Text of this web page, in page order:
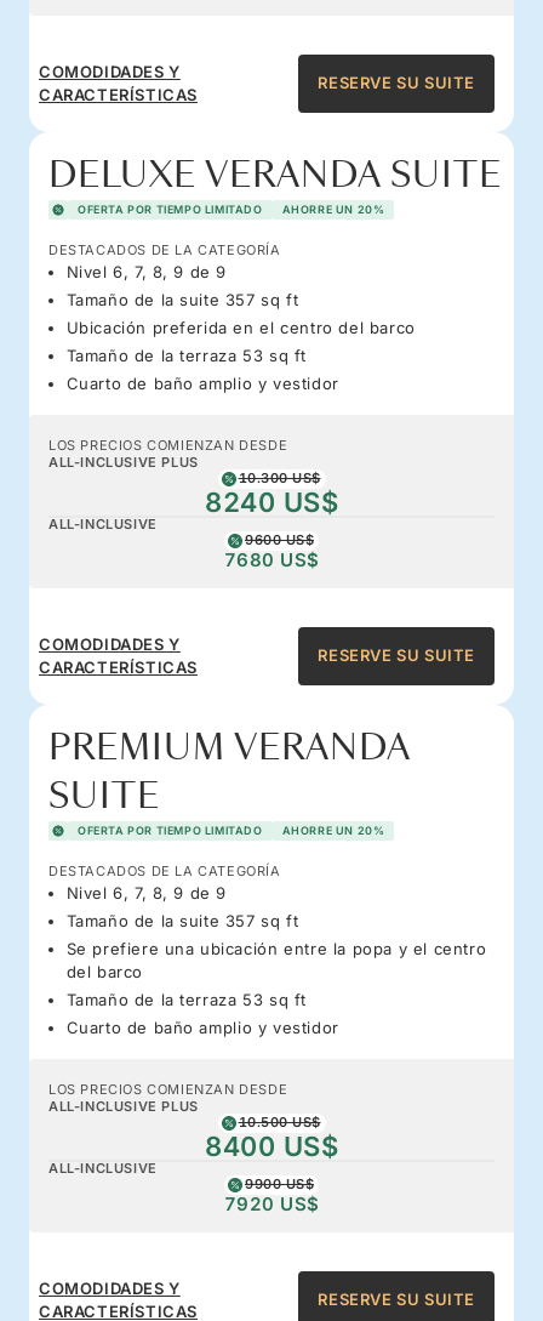
COMODIDADES Y
CARACTERÍSTICAS
RESERVE SU SUITE
DELUXE VERANDA SUITE
OFERTA POR TIEMPO LIMITADO AHORRE UN 20%
DESTACADOS DE LA CATEGORÍA
Nivel 6, 7, 8, 9 de 9
Tamaño de la suite 357 sq ft
Ubicación preferida en el centro del barco
Tamaño de la terraza 53 sq ft
Cuarto de baño amplio y vestidor
LOS PRECIOS COMIENZAN DESDE
ALL-INCLUSIVE PLUS
10.300 US$
8240 US$
ALL-INCLUSIVE
9600 US$
7680 US$
COMODIDADES Y
CARACTERÍSTICAS
RESERVE SU SUITE
PREMIUM VERANDA
SUITE
OFERTA POR TIEMPO LIMITADO AHORRE UN 20%
DESTACADOS DE LA CATEGORÍA
Nivel 6, 7, 8, 9 de 9
Tamaño de la suite 357 sq ft
Se prefiere una ubicación entre la popa y el centro
del barco
Tamaño de la terraza 53 sq ft
Cuarto de baño amplio y vestidor
LOS PRECIOS COMIENZAN DESDE
ALL-INCLUSIVE PLUS
10.500 US$
8400 US$
ALL-INCLUSIVE
9900 US$
7920 US$
COMODIDADES Y
CARACTERÍSTICAS
RESERVE SU SUITE